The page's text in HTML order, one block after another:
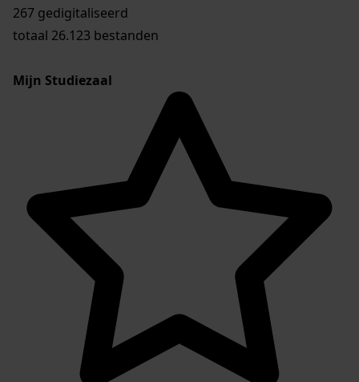
267 gedigitaliseerd
totaal 26.123 bestanden
Mijn Studiezaal